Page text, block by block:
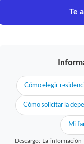
Te
Cómo elegir
Cómo solicitar la
Mi
Descargo: La